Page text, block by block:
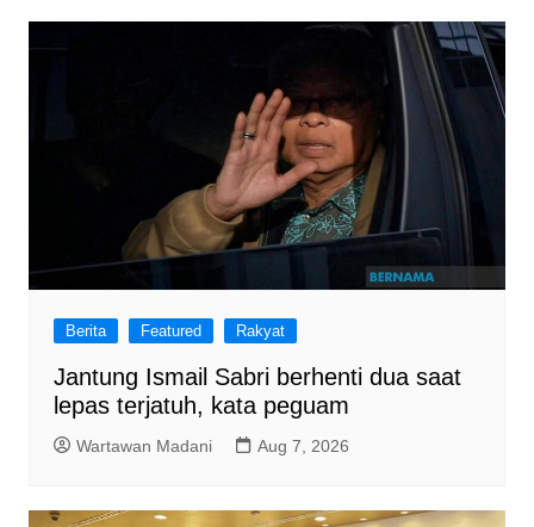
Berita Featured Rakyat
Jantung Ismail Sabri berhenti dua saat
lepas terjatuh, kata peguam
Wartawan Madani Aug 7, 2026